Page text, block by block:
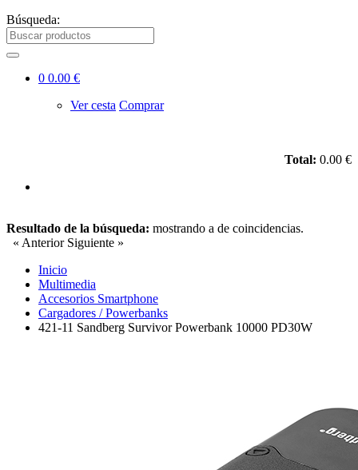
Búsqueda:
0 0.00 €
Ver cesta Comprar
Total: 0.00 €
Resultado de la búsqueda: mostrando a de coincidencias.
« Anterior Siguiente »
Inicio
Multimedia
Accesorios Smartphone
Cargadores / Powerbanks
421-11 Sandberg Survivor Powerbank 10000 PD30W